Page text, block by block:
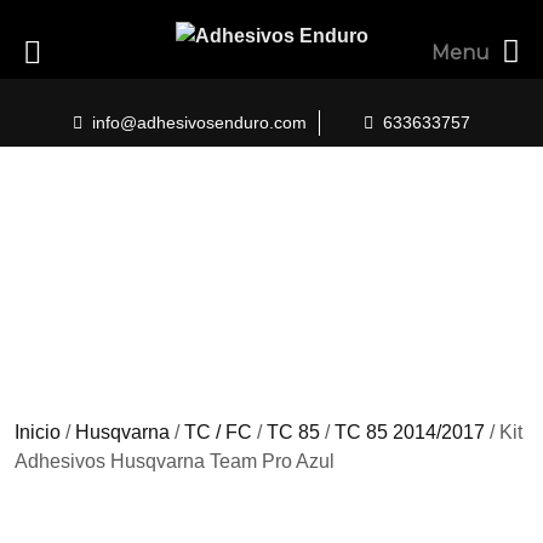
content
info@adhesivosenduro.com 633633757
Inicio / Husqvarna /TC / FC /TC 85 /TC 85 2014/2017 / Kit
Adhesivos Husqvarna Team Pro Azul
Menu